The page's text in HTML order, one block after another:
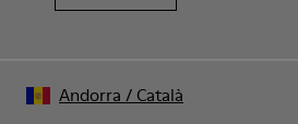
Andorra / Català